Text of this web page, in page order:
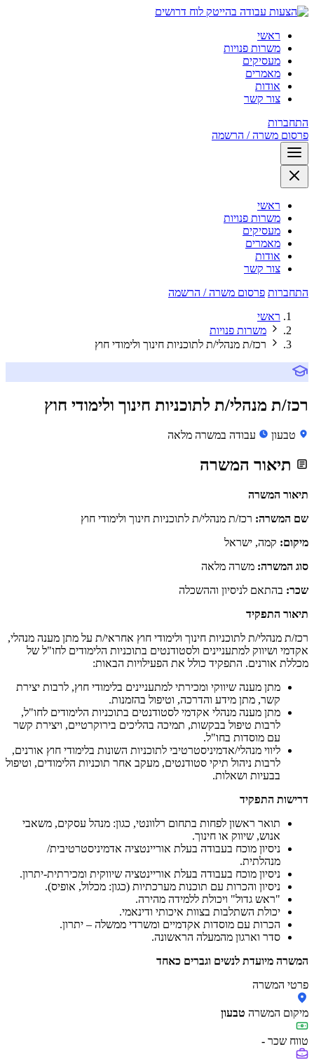
לוח דרושים
ראשי
משרות פנויות
מעסיקים
מאמרים
אודות
צור קשר
התחברות
פרסום משרה / הרשמה
ראשי
משרות פנויות
מעסיקים
מאמרים
אודות
צור קשר
התחברות פרסום משרה / הרשמה
ראשי
משרות פנויות
רכז/ת מנהלי/ת לתוכניות חינוך ולימודי חוץ
רכז/ת מנהלי/ת לתוכניות חינוך ולימודי חוץ
טבעון עבודה במשרה מלאה
תיאור המשרה
תיאור המשרה
שם המשרה: רכז/ת מנהלי/ת לתוכניות חינוך ולימודי חוץ
מיקום: קמה, ישראל
סוג המשרה: משרה מלאה
שכר: בהתאם לניסיון וההשכלה
תיאור התפקיד
רכז/ת מנהלי/ת לתוכניות חינוך ולימודי חוץ אחראי/ת על מתן מענה מנהלי,
אקדמי ושיווק למתעניינים ולסטודנטים בתוכניות הלימודים לחו"ל של
מכללת אורנים. התפקיד כולל את הפעילויות הבאות:
מתן מענה שיווקי ומכירתי למתעניינים בלימודי חוץ, לרבות יצירת
קשר, מתן מידע והדרכה, וטיפול בהזמנות.
מתן מענה מנהלי אקדמי לסטודנטים בתוכניות הלימודים לחו"ל,
לרבות טיפול בבקשות, תמיכה בהליכים בירוקרטיים, ויצירת קשר
עם מוסדות בחו"ל.
ליווי מנהלי/אדמיניסטרטיבי לתוכניות השונות בלימודי חוץ אורנים,
לרבות ניהול תיקי סטודנטים, מעקב אחר תוכניות הלימודים, וטיפול
בבעיות ושאלות.
דרישות התפקיד
תואר ראשון לפחות בתחום רלוונטי, כגון: מנהל עסקים, משאבי
אנוש, שיווק או חינוך.
ניסיון מוכח בעבודה בעלת אוריינטציה אדמיניסטרטיבית/
מנהלתית.
ניסיון מוכח בעבודה בעלת אוריינטציה שיווקית ומכירתית-יתרון.
ניסיון והכרות עם תוכנות מערכתיות (כגון: מכלול, אופיס).
"ראש גדול" ויכולת ללמידה מהירה.
יכולת השתלבות בצוות איכותי ודינאמי.
הכרות עם מוסדות אקדמיים ומשרדי ממשלה – יתרון.
סדר וארגון מהמעלה הראשונה.
המשרה מיועדת לנשים וגברים כאחד
פרטי המשרה
מיקום המשרה טבעון
טווח שכר -